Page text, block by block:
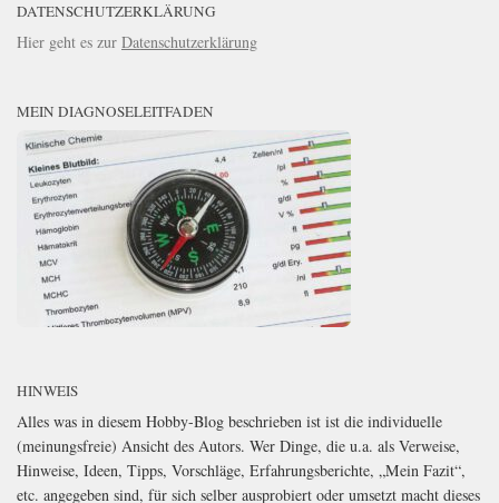
DATENSCHUTZERKLÄRUNG
Hier geht es zur Datenschutzerklärung
MEIN DIAGNOSELEITFADEN
HINWEIS
Alles was in diesem Hobby-Blog beschrieben ist ist die individuelle
(meinungsfreie) Ansicht des Autors. Wer Dinge, die u.a. als Verweise,
Hinweise, Ideen, Tipps, Vorschläge, Erfahrungsberichte, „Mein Fazit“,
etc. angegeben sind, für sich selber ausprobiert oder umsetzt macht dieses